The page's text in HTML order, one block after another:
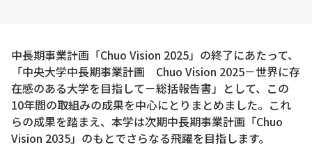
中長期事業計画「Chuo Vision 2025」の終了にあたって、
「中央大学中長期事業計画 Chuo Vision 2025－世界に存
在感のある大学を目指して－総括報告書」として、この
10年間の取組みの成果を中心にとりまとめました。これ
らの成果を踏まえ、本学は次期中長期事業計画「Chuo
Vision 2035」のもとでさらなる飛躍を目指します。